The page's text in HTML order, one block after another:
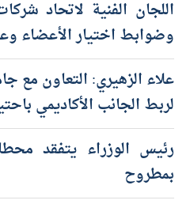
اللجان الفنية لاتحاد
وضوابط اختيار الأعضاء
علاء الزهيري: التعاون مع
لربط الجانب الأكاديمي
رئيس الوزراء يتفقد
بمطروح